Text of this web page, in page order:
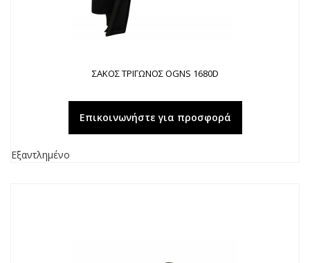
ΣΑΚΟΣ ΤΡΙΓΩΝΟΣ OGNS 1680D
Επικοινωνήστε για προσφορά
Εξαντλημένο